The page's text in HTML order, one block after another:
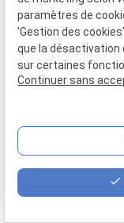
event
Rendez-vous
paramètres de
'Gestion des
que la désactivation
sur certaines
Continuer sans